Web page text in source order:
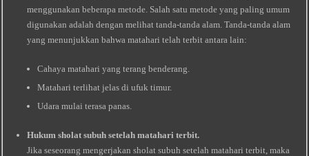
menggunakan beberapa metode. Salah satu metode yang paling umum
digunakan adalah dengan melihat tanda-tanda alam. Tanda-tanda alam
yang menunjukkan bahwa matahari telah terbit antara lain:
Cahaya matahari yang terang benderang.
Matahari terlihat jelas di ufuk timur.
Udara mulai terasa panas.
Hukum sholat subuh setelah matahari terbit.
Jika seseorang mengerjakan sholat subuh setelah matahari terbit, maka